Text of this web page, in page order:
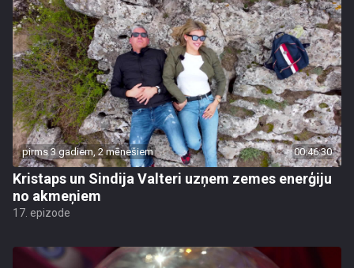
pirms 3 gadiem, 2 mēnešiem 00:46:30
Kristaps un Sindija Valteri uzņem zemes enerģiju
no akmeņiem
17. epizode